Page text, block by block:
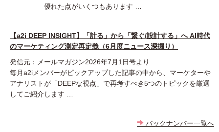
優れた点がいくつもあります …
【a2i DEEP INSIGHT】「計る」から「繋ぐ/設計する」へ AI時代
のマーケティング測定再定義（6月度ニュース深掘り）
発信元：メールマガジン2026年7月1日号より
毎月a2iメンバーがピックアップした記事の中から、マーケターや
アナリストが「DEEPな視点」で再考すべき5つのトピックを厳選
してご紹介します …
バックナンバー一覧へ